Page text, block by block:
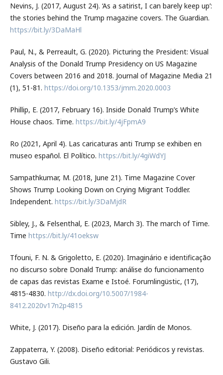
Nevins, J. (2017, August 24). ‘As a satirist, I can barely keep up’:
the stories behind the Trump magazine covers. The Guardian.
https://bit.ly/3DaMaHl
Paul, N., & Perreault, G. (2020). Picturing the President: Visual
Analysis of the Donald Trump Presidency on US Magazine
Covers between 2016 and 2018. Journal of Magazine Media 21
(1), 51-81. https://doi.org/10.1353/jmm.2020.0003
Phillip, E. (2017, February 16). Inside Donald Trump’s White
House chaos. Time. https://bit.ly/4jFpmA9
Ro (2021, April 4). Las caricaturas anti Trump se exhiben en
museo español. El Político. https://bit.ly/4giWdYJ
Sampathkumar, M. (2018, June 21). Time Magazine Cover
Shows Trump Looking Down on Crying Migrant Toddler.
Independent. https://bit.ly/3DaMjdR
Sibley, J., & Felsenthal, E. (2023, March 3). The march of Time.
Time https://bit.ly/41oeksw
Tfouni, F. N. & Grigoletto, E. (2020). Imaginário e identificação
no discurso sobre Donald Trump: análise do funcionamento
de capas das revistas Exame e Istoé. Forumlingüstic, (17),
4815-4830. http://dx.doi.org/10.5007/1984-
8412.2020v17n2p4815
White, J. (2017). Diseño para la edición. Jardín de Monos.
Zappaterra, Y. (2008). Diseño editorial: Periódicos y revistas.
Gustavo Gili.